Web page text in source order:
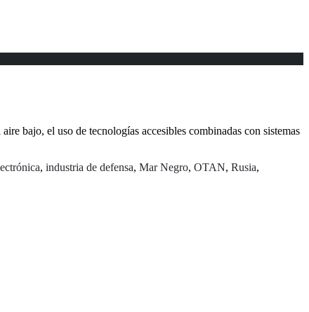
bajo, el uso de tecnologías accesibles combinadas con sistemas
, industria de defensa, Mar Negro, OTAN, Rusia,